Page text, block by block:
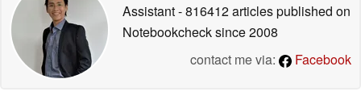
Assistant- 816412 articles published on
Notebookchecksince 2008
contact me via:
Facebook